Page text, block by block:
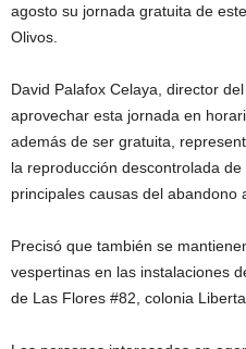
agosto su jornada gratuita de
Olivos.
David Palafox Celaya, director
aprovechar esta jornada en
además de ser gratuita,
la reproducción descontrolada
principales causas del abandono
Precisó que también se
vespertinas en las instalaciones
de Las Flores #82, colonia